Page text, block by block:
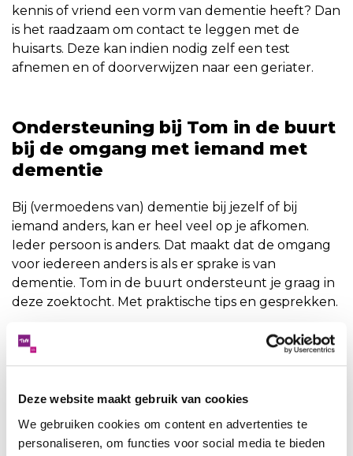
Deze website maakt gebruik van cookies
We gebruiken cookies om content en advertenties te
personaliseren, om functies voor social media te bieden
kennis of vriend een vorm van dementie heeft? Dan
is het raadzaam om contact te leggen met de
huisarts. Deze kan indien nodig zelf een test
afnemen en of doorverwijzen naar een geriater.
Ondersteuning bij Tom in de buurt
bij de omgang met iemand met
dementie
Bij (vermoedens van) dementie bij jezelf of bij
iemand anders, kan er heel veel op je afkomen.
Ieder persoon is anders. Dat maakt dat de omgang
voor iedereen anders is als er sprake is van
dementie. Tom in de buurt ondersteunt je graag in
deze zoektocht. Met praktische tips en gesprekken.
Neem hiervoor contact op met Tom in de buurt.
Samen onderzoeken we dan wat passend is voor
Dementie.nl en de DementieLijn
Ook op de websitewww.dementie.nlvan Alzheimer
Nederland is meer informatie te vinden over dit